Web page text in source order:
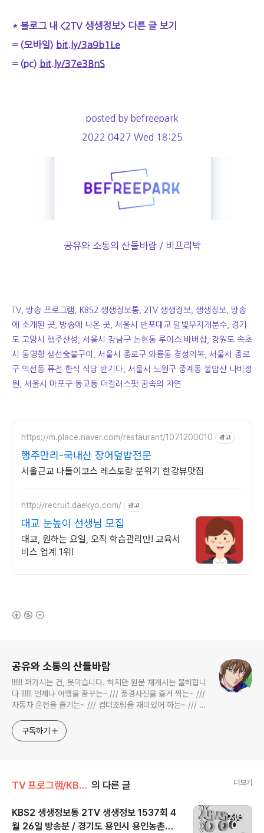
* 블로그 내 <2TV 생생정보> 다른 글 보기
= (모바일) bit.ly/3a9b1Le
= (pc) bit.ly/37e3BnS
posted by befreepark
2022 0427 Wed 18:25
공유와 소통의 산들바람 / 비프리박
TV, 방송 프로그램, KBS2 생생정보통, 2TV 생생정보, 생생정보, 방송
에 소개된 곳, 방송에 나온 곳, 서울시 반포대교 달빛무지개분수, 경기
도 고양시 행주산성, 서울시 강남구 논현동 루이스 바버샵, 강원도 속초
시 동명항 생선숯불구이, 서울시 종로구 와룡동 경성의복, 서울시 종로
구 익선동 퓨전 한식 식당 반기다, 서울시 노원구 중계동 불암산 나비정
원, 서울시 마포구 동교동 더컬러스팟 꿈속의 자연
https://m.place.naver.com/restaurant/1071200010 광고
행주만리-국내산 장어덮밥전문
서울근교 나들이코스 레스토랑 분위기 한강뷰맛집
http://recruit.daekyo.com/ 광고
대교 눈높이 선생님 모집
대교, 원하는 요일, 오직 학습관리만! 교육서
비스 업계 1위!
공유와 소통의 산들바람
!!!!!! 퍼가시는 건, 못막습니다. 하지만 원문 재게시는 불허합니
다 !!!!!! 언제나 여행을 꿈꾸는~ /// 풍경사진을 즐겨 찍는~ ///
자동차 운전을 즐기는~ /// 컴터조립을 재미있어 하는~ /// 고
식하는 미드가 있는~ /// 사회적 이슈에 발언하는~ 不老巨
구독하기
TV 프로그램/KBS 2TV 생생정보통 의 다른 글 더보기
KBS2 생생정보통 2TV 생생정보 1537회 4
월 26일 방송분 / 경기도 용인시 용인농촌테